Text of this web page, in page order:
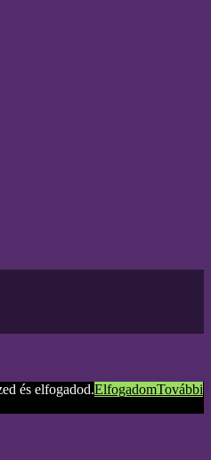
és elfogadod.ElfogadomTovábbi